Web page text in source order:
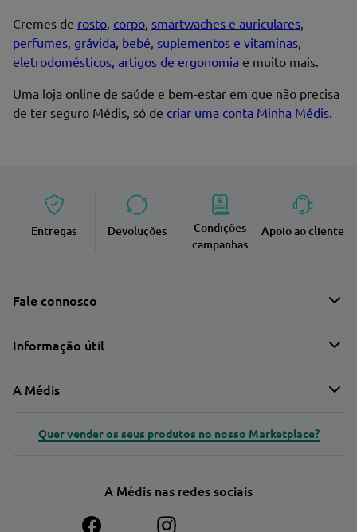
Cremes de rosto, corpo, smartwaches e auriculares,
perfumes, grávida, bebé, suplementos e vitaminas,
eletrodomésticos, artigos de ergonomia e muito mais.
Uma loja online de saúde e bem-estar em que não precisa
de ter seguro Médis, só de criar uma conta Minha Médis.
Entregas Devoluções
Condições
campanhas
Apoio ao cliente
Fale connosco
Informação útil
A Médis
Quer vender os seus produtos no nosso Marketplace?
A Médis nas redes sociais